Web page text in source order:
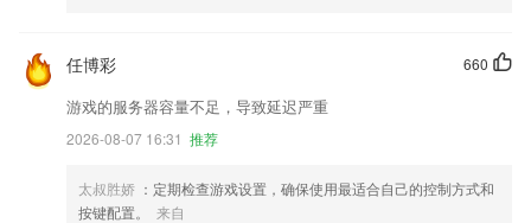
660
任博彩
游戏的服务器容量不足，导致延迟严重
2026-08-07 16:31 推荐
太叔胜娇 ：定期检查游戏设置，确保使用最适合自己的控制方式和
按键配置。
来自